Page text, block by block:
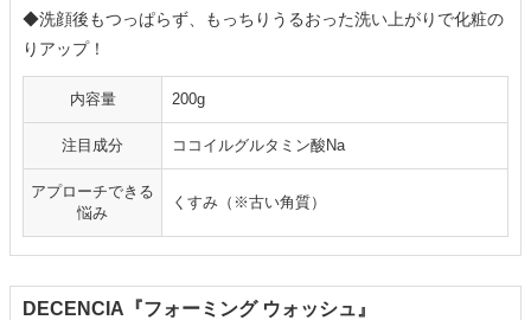
◆洗顔後もつっぱらず、もっちりうるおった洗い上がりで化粧の
りアップ！
内容量 200g
注目成分 ココイルグルタミン酸Na
アプローチできる
悩み
くすみ（※古い角質）
DECENCIA『フォーミング ウォッシュ』